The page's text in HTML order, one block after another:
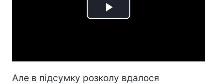
Play
Але в підсумку розколу вдалося